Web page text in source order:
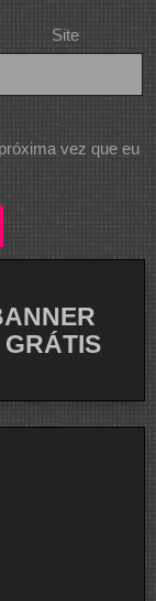
Site
vez que eu